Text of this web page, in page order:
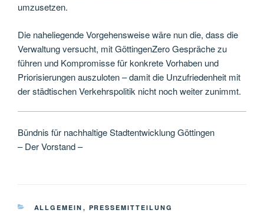
umzusetzen.
Die naheliegende Vorgehensweise wäre nun die, dass die
Verwaltung versucht, mit GöttingenZero Gespräche zu
führen und Kompromisse für konkrete Vorhaben und
Priorisierungen auszuloten – damit die Unzufriedenheit mit
der städtischen Verkehrspolitik nicht noch weiter zunimmt.
Bündnis für nachhaltige Stadtentwicklung Göttingen
– Der Vorstand –
KATEGORIEN
ALLGEMEIN , PRESSEMITTEILUNG